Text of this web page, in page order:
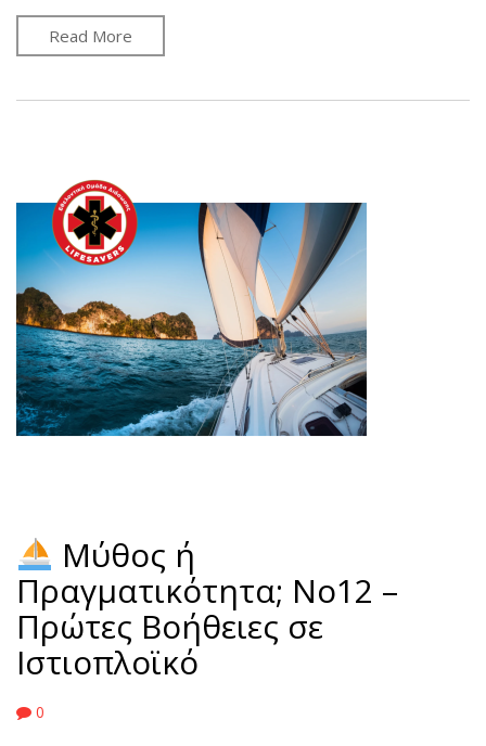
Read More
Μύθος ή
Πραγματικότητα; No12 –
Πρώτες Βοήθειες σε
Ιστιοπλοϊκό
0